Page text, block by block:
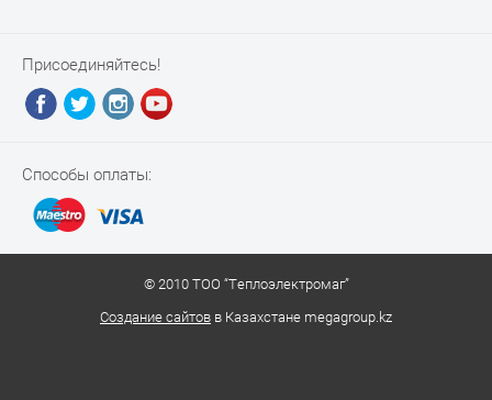
Присоединяйтесь!
Способы оплаты:
© 2010 ТОО “Теплоэлектромаг”
Создание сайтов в Казахстане megagroup.kz